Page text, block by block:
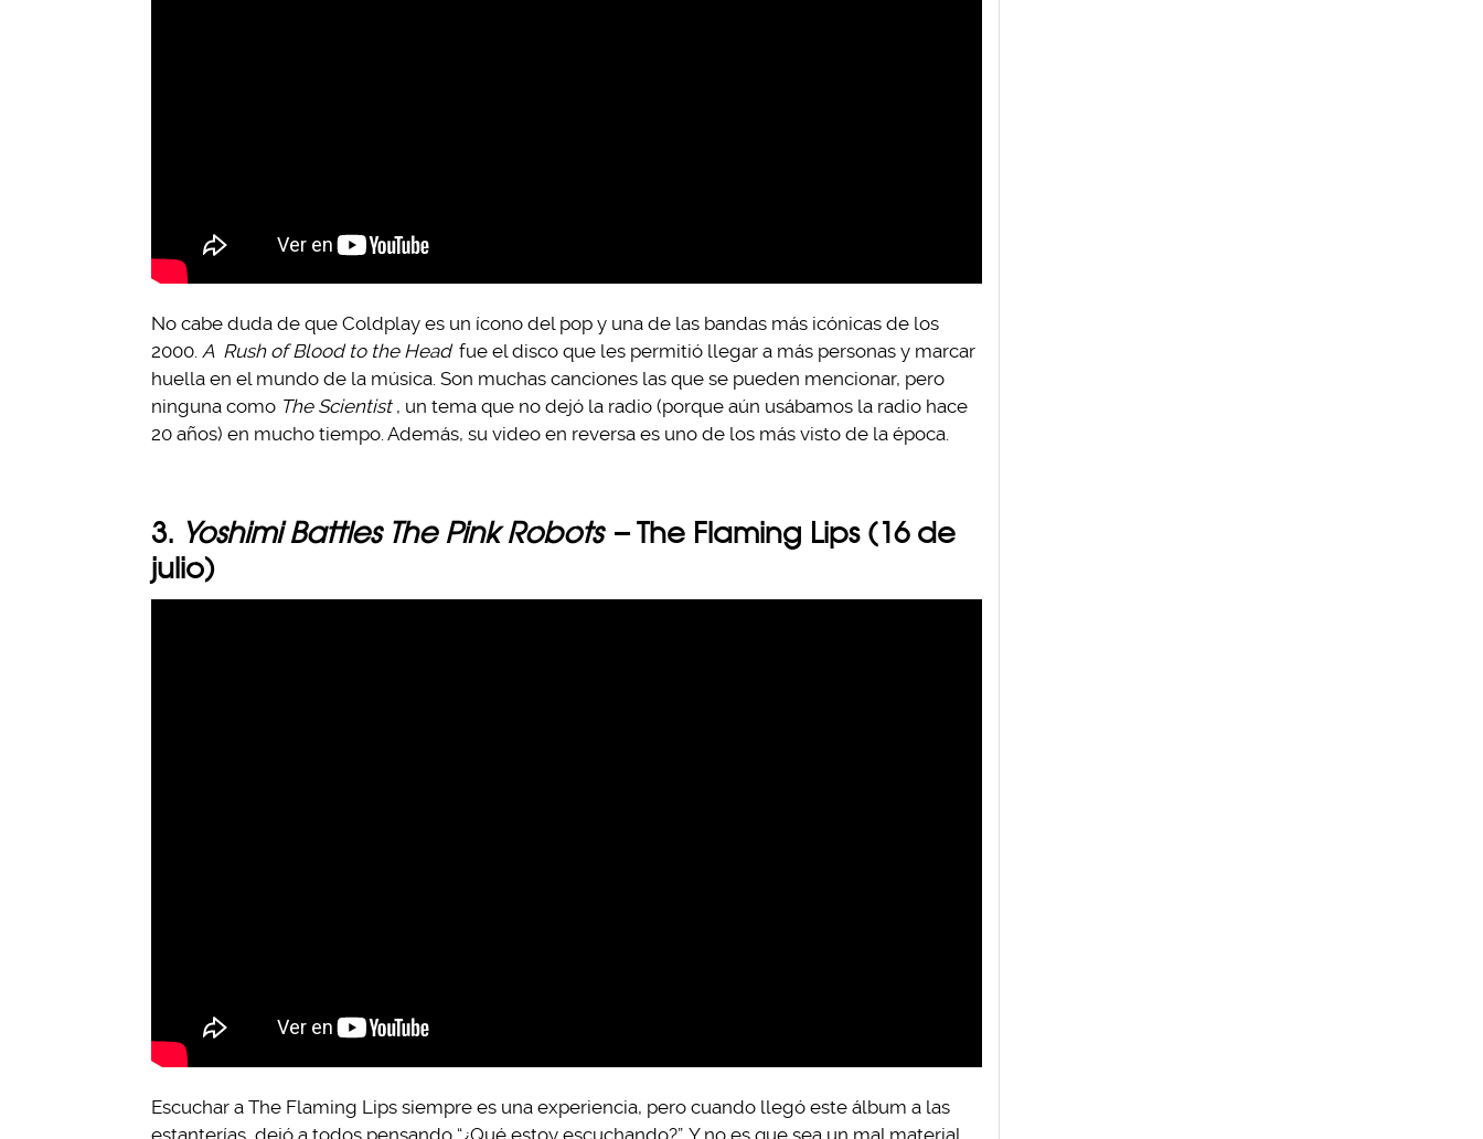
No cabe duda de que Coldplay es un ícono del pop y una de las bandas más icónicas de los
2000. A Rush of Blood to the Head fue el disco que les permitió llegar a más personas y marcar
huella en el mundo de la música. Son muchas canciones las que se pueden mencionar, pero
ninguna como The Scientist , un tema que no dejó la radio (porque aún usábamos la radio hace
20 años) en mucho tiempo. Además, su video en reversa es uno de los más visto de la época.
3. Yoshimi Battles The Pink Robots – The Flaming Lips (16 de
julio)
Escuchar a The Flaming Lips siempre es una experiencia, pero cuando llegó este álbum a las
estanterías, dejó a todos pensando “¿Qué estoy escuchando?”. Y no es que sea un mal material,